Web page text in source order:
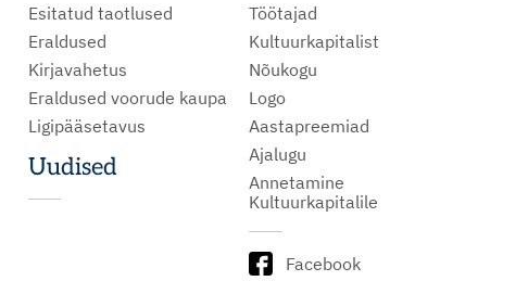
Esitatud taotlused
Eraldused
Kirjavahetus
Eraldused voorude kaupa
Ligipääsetavus
Uudised
Töötajad
Kultuurkapitalist
Nõukogu
Logo
Aastapreemiad
Ajalugu
Annetamine
Kultuurkapitalile
Facebook